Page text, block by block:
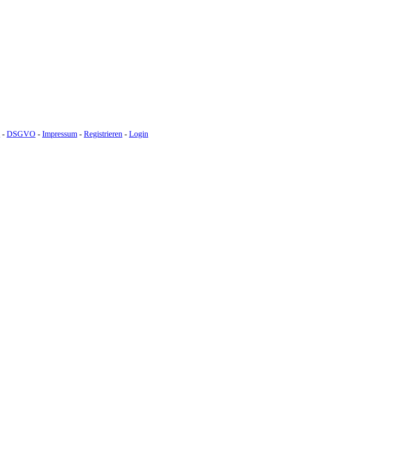
- DSGVO - Impressum - Registrieren - Login